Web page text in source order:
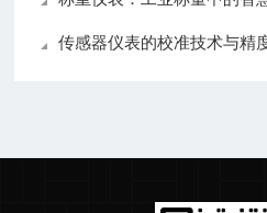
传感器仪表的校准技术与精